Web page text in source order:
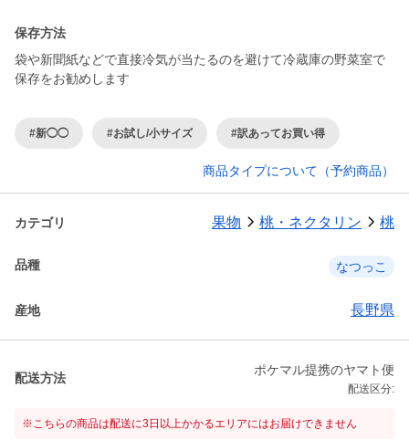
保存方法
袋や新聞紙などで直接冷気が当たるのを避けて冷蔵庫の野菜室で
保存をお勧めします
#新◯◯ #お試し/小サイズ #訳あってお買い得
商品タイプについて（予約商品）
カテゴリ 果物 桃・ネクタリン 桃
品種 なつっこ
産地 長野県
配送方法
ポケマル提携のヤマト便
配送区分:
※こちらの商品は配送に3日以上かかるエリアにはお届けできません